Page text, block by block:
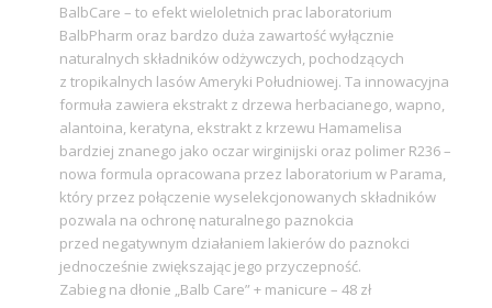
BalbCare – to efekt wieloletnich prac laboratorium
BalbPharm oraz bardzo duża zawartość wyłącznie
naturalnych składników odżywczych, pochodzących
z tropikalnych lasów Ameryki Południowej. Ta innowacyjna
formuła zawiera ekstrakt z drzewa herbacianego, wapno,
alantoina, keratyna, ekstrakt z krzewu Hamamelisa
bardziej znanego jako oczar wirginijski oraz polimer R236 –
nowa formula opracowana przez laboratorium w Parama,
który przez połączenie wyselekcjonowanych składników
pozwala na ochronę naturalnego paznokcia
przed negatywnym działaniem lakierów do paznokci
jednocześnie zwiększając jego przyczepność.
Zabieg na dłonie „Balb Care” + manicure – 48 zł